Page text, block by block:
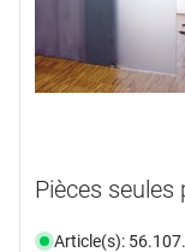
Pièces seules
Article(s):